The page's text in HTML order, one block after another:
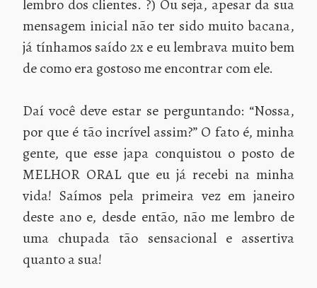
lembro dos clientes. ?) Ou seja, apesar da sua
mensagem inicial não ter sido muito bacana,
já tínhamos saído 2x e eu lembrava muito bem
de como era gostoso me encontrar com ele.
Daí você deve estar se perguntando: “Nossa,
por que é tão incrível assim?” O fato é, minha
gente, que esse japa conquistou o posto de
MELHOR ORAL que eu já recebi na minha
vida! Saímos pela primeira vez em janeiro
deste ano e, desde então, não me lembro de
uma chupada tão sensacional e assertiva
quanto a sua!